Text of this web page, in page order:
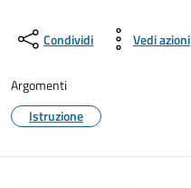
Condividi Vedi azioni
Argomenti
Istruzione